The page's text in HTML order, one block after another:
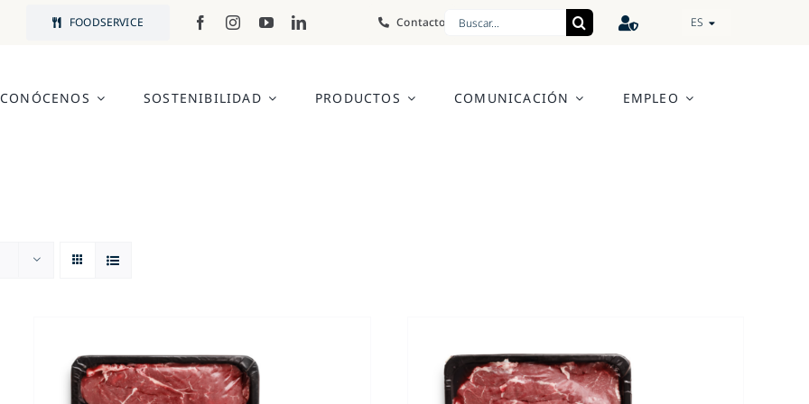
FOODSERVICE ContactoSearch
ES
CONÓCENOS SOSTENIBILIDAD PRODUCTOS COMUNICACIÓN EMPLEO